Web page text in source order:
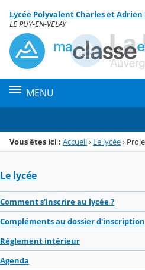
Menu de la rubrique
Contenu
Lycée Polyvalent Charles et
LE PUY-EN-VELAY
MENU
Vous êtes ici : Accueil› Le lycée›
Le lycée
Comment s'inscrire au lycée ?
Compléments au dossier d'inscription
Règlement intérieur
Agenda